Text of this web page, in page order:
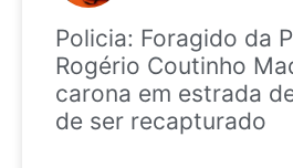
Policia: Foragido da
Rogério Coutinho
carona em estrada
de ser recapturado